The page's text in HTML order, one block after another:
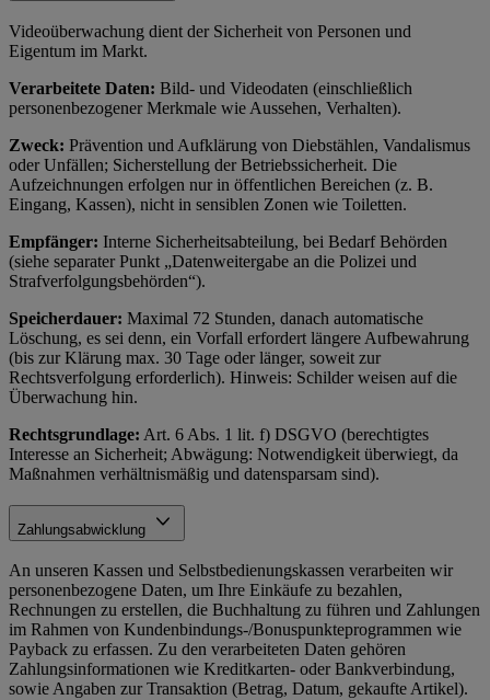
Videoüberwachung dient der Sicherheit von Personen und
Eigentum im Markt.
Verarbeitete Daten: Bild- und Videodaten (einschließlich
personenbezogener Merkmale wie Aussehen, Verhalten).
Zweck: Prävention und Aufklärung von Diebstählen, Vandalismus
oder Unfällen; Sicherstellung der Betriebssicherheit. Die
Aufzeichnungen erfolgen nur in öffentlichen Bereichen (z. B.
Eingang, Kassen), nicht in sensiblen Zonen wie Toiletten.
Empfänger: Interne Sicherheitsabteilung, bei Bedarf Behörden
(siehe separater Punkt „Datenweitergabe an die Polizei und
Strafverfolgungsbehörden“).
Speicherdauer: Maximal 72 Stunden, danach automatische
Löschung, es sei denn, ein Vorfall erfordert längere Aufbewahrung
(bis zur Klärung max. 30 Tage oder länger, soweit zur
Rechtsverfolgung erforderlich). Hinweis: Schilder weisen auf die
Überwachung hin.
Rechtsgrundlage: Art. 6 Abs. 1 lit. f) DSGVO (berechtigtes
Interesse an Sicherheit; Abwägung: Notwendigkeit überwiegt, da
Maßnahmen verhältnismäßig und datensparsam sind).
Zahlungsabwicklung
An unseren Kassen und Selbstbedienungskassen verarbeiten wir
personenbezogene Daten, um Ihre Einkäufe zu bezahlen,
Rechnungen zu erstellen, die Buchhaltung zu führen und Zahlungen
im Rahmen von Kundenbindungs-/Bonuspunkteprogrammen wie
Payback zu erfassen. Zu den verarbeiteten Daten gehören
Zahlungsinformationen wie Kreditkarten- oder Bankverbindung,
sowie Angaben zur Transaktion (Betrag, Datum, gekaufte Artikel).